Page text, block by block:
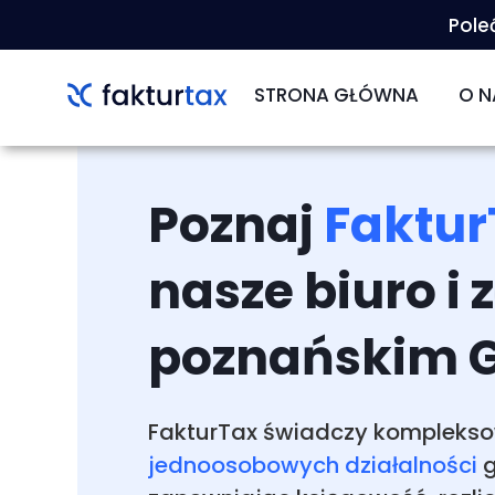
STRONA GŁÓWNA
O
O
Poznaj
nasze biuro i
poznańskim
FakturTax świadczy
jednoosobowych działalności